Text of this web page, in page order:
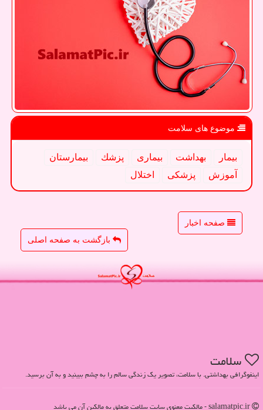
موضوع های سلامت
بیمار بهداشت بیماری پزشك
بیمارستان
آموزش
پزشكی اختلال
صفحه اخبار
بازگشت به صفحه اصلی
سلامت
اینفوگرافی بهداشتی. با سلامت، تصویر یک زندگی سالم را به چشم ببینید و به آن برسید.